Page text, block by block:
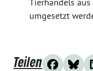
Tierhandels
umgesetzt
Teilen